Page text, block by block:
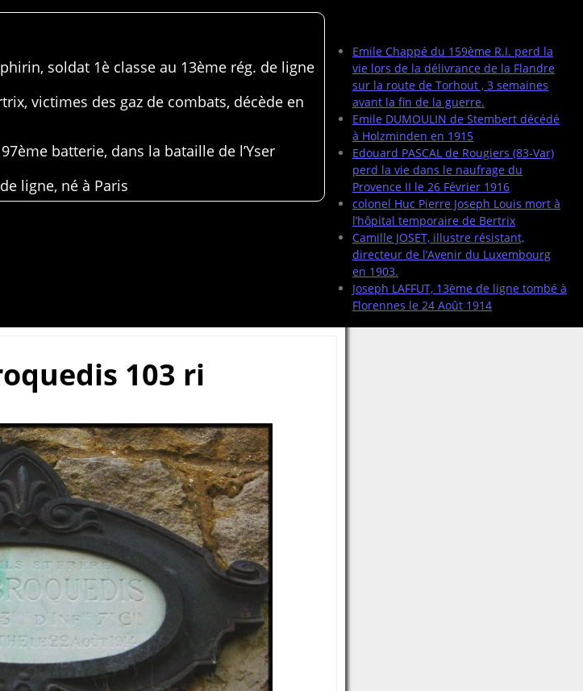
Emile Chappé du 159ème R.I. perd la
vie lors de la délivrance de la Flandre
sur la route de Torhout , 3 semaines
avant la fin de la guerre.
Emile DUMOULIN de Stembert décédé
à Holzminden en 1915
Edouard PASCAL de Rougiers (83-Var)
perd la vie dans le naufrage du
Provence II le 26 Février 1916
colonel Huc Pierre Joseph Louis mort à
l’hôpital temporaire de Bertrix
Camille JOSET, illustre résistant,
directeur de l’Avenir du Luxembourg
en 1903.
Joseph LAFFUT, 13ème de ligne tombé à
Florennes le 24 Août 1914
soldat 1è classe au 13ème rég. de ligne
victimes des gaz de combats, décède en
batterie, dans la bataille de l’Yser
ligne, né à Paris
103 ri